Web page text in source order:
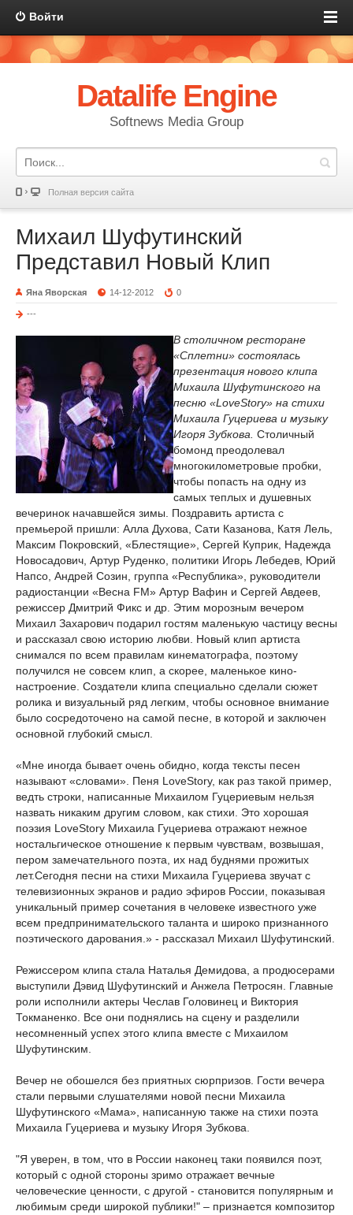
Войти
Datalife Engine
Softnews Media Group
Полная версия сайта
Михаил Шуфутинский
Представил Новый Клип
Яна Яворская 14-12-2012 0
---
В столичном ресторане
«Сплетни» состоялась
презентация нового клипа
Михаила Шуфутинского на
песню «LoveStory» на стихи
Михаила Гуцериева и музыку
Игоря Зубкова. Столичный
бомонд преодолевал
многокилометровые пробки,
чтобы попасть на одну из
самых теплых и душевных
вечеринок начавшейся зимы. Поздравить артиста с
премьерой пришли: Алла Духова, Сати Казанова, Катя Лель,
Максим Покровский, «Блестящие», Сергей Куприк, Надежда
Новосадович, Артур Руденко, политики Игорь Лебедев, Юрий
Напсо, Андрей Созин, группа «Республика», руководители
радиостанции «Весна FM» Артур Вафин и Сергей Авдеев,
режиссер Дмитрий Фикс и др. Этим морозным вечером
Михаил Захарович подарил гостям маленькую частицу весны
и рассказал свою историю любви. Новый клип артиста
снимался по всем правилам кинематографа, поэтому
получился не совсем клип, а скорее, маленькое кино-
настроение. Создатели клипа специально сделали сюжет
ролика и визуальный ряд легким, чтобы основное внимание
было сосредоточено на самой песне, в которой и заключен
основной глубокий смысл.
«Мне иногда бывает очень обидно, когда тексты песен
называют «словами». Пеня LoveStory, как раз такой пример,
ведть строки, написанные Михаилом Гуцериевым нельзя
назвать никаким другим словом, как стихи. Это хорошая
поэзия LoveStory Михаила Гуцериева отражают нежное
ностальгическое отношение к первым чувствам, возвышая,
пером замечательного поэта, их над буднями прожитых
лет.Сегодня песни на стихи Михаила Гуцериева звучат с
телевизионных экранов и радио эфиров России, показывая
уникальный пример сочетания в человеке известного уже
всем предпринимательского таланта и широко признанного
поэтического дарования.» - рассказал Михаил Шуфутинский.
Режиссером клипа стала Наталья Демидова, а продюсерами
выступили Дэвид Шуфутинский и Анжела Петросян. Главные
роли исполнили актеры Чеслав Головинец и Виктория
Токманенко. Все они поднялись на сцену и разделили
несомненный успех этого клипа вместе с Михаилом
Шуфутинским.
Вечер не обошелся без приятных сюрпризов. Гости вечера
стали первыми слушателями новой песни Михаила
Шуфутинского «Мама», написанную также на стихи поэта
Михаила Гуцериева и музыку Игоря Зубкова.
"Я уверен, в том, что в России наконец таки появился поэт,
который с одной стороны зримо отражает вечные
человеческие ценности, с другой - становится популярным и
любимым среди широкой публики!" – признается композитор